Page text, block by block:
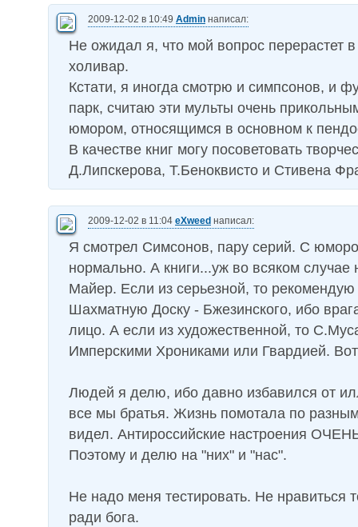
2009-12-02 в 10:49 Admin написал:
Не ожидал я, что мой вопрос перерастет
холивар.
Кстати, я иногда смотрю и симпсонов, и
парк, считаю эти мульты очень
юмором, относящимся в основном к
В качестве книг могу посоветовать
Д.Липскерова, Т.Беноквисто и Стивена
2009-12-02 в 11:04 eXweed написал:
Я смотрел Симсонов, пару серий. С
нормально. А книги...уж во всяком случае
Майер. Если из серьезной, то
Шахматную Доску - Бжезинского, ибо
лицо. А если из художественной, то
Имперскими Хрониками или Гвардией.
Людей я делю, ибо давно избавился от
все мы братья. Жизнь помотала по
видел. Антироссийские настроения
Поэтому и делю на "них" и "нас".
Не надо меня тестировать. Не нравиться
ради бога.